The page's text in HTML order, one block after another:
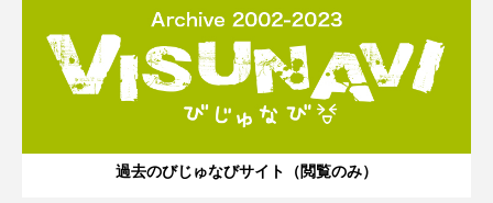
過去のびじゅなびサイト（閲覧のみ）